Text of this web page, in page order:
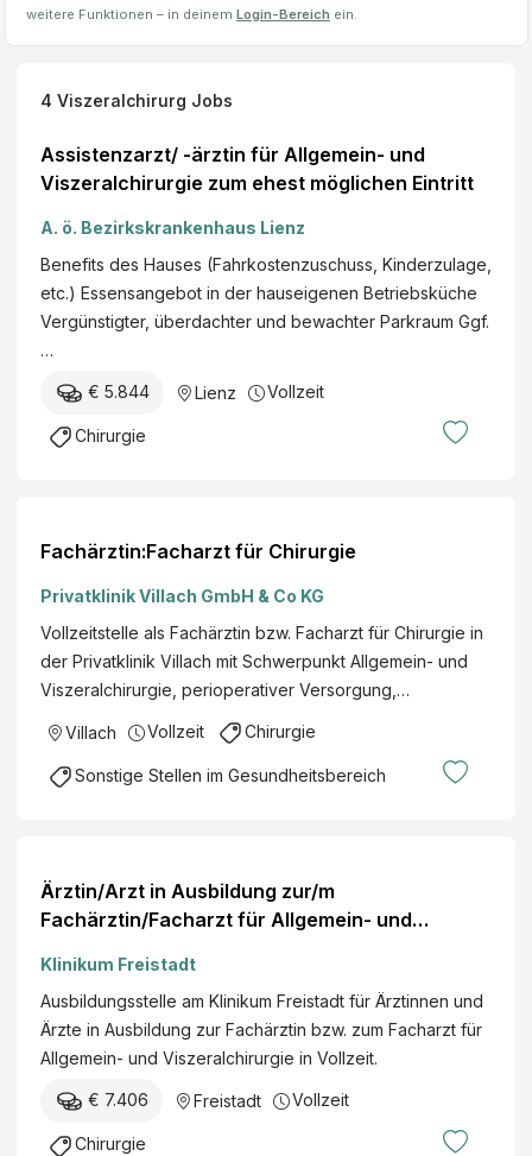
weitere Funktionen – in deinem Login-Bereich ein.
4 Viszeralchirurg Jobs
Assistenzarzt/ -ärztin für Allgemein- und
Viszeralchirurgie zum ehest möglichen Eintritt
A. ö. Bezirkskrankenhaus Lienz
Benefits des Hauses (Fahrkostenzuschuss, Kinderzulage,
etc.) Essensangebot in der hauseigenen Betriebsküche
Vergünstigter, überdachter und bewachter Parkraum Ggf.
…
€ 5.844 Lienz Vollzeit
Chirurgie
Fachärztin:Facharzt für Chirurgie
Privatklinik Villach GmbH & Co KG
Vollzeitstelle als Fachärztin bzw. Facharzt für Chirurgie in
der Privatklinik Villach mit Schwerpunkt Allgemein- und
Viszeralchirurgie, perioperativer Versorgung,…
Villach Vollzeit Chirurgie
Sonstige Stellen im Gesundheitsbereich
Ärztin/Arzt in Ausbildung zur/m
Fachärztin/Facharzt für Allgemein- und
Klinikum Freistadt
Ausbildungsstelle am Klinikum Freistadt für Ärztinnen und
Ärzte in Ausbildung zur Fachärztin bzw. zum Facharzt für
Allgemein- und Viszeralchirurgie in Vollzeit.
€ 7.406 Freistadt Vollzeit
Chirurgie